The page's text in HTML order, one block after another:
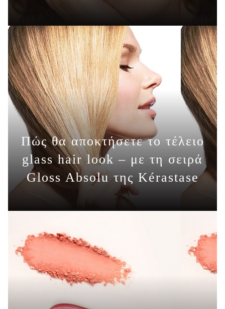
ΠΕΡΙΣΣΟΤΕΡΑ
Πώς θα αποκτήσετε το τέλειο
glass hair look – με τη σειρά
Gloss Absolu της Kérastase